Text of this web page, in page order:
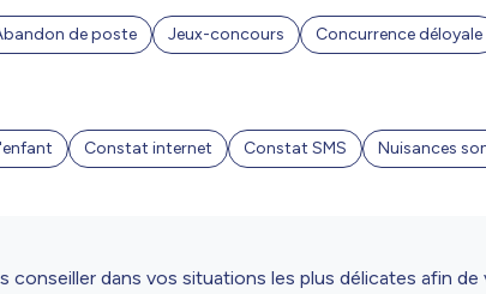
de poste Jeux-concours Concurrence déloyale
Constat internet Constat SMS Nuisances
dans vos situations les plus délicates afin